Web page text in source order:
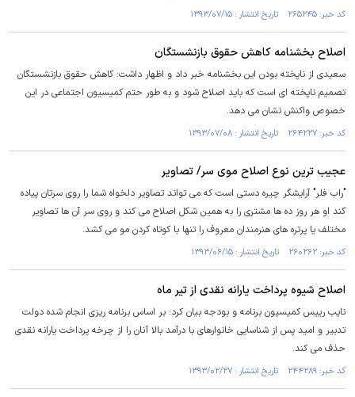
کد خبر: ۲۶۵۲۴۵ تاریخ انتشار : ۱۳۹۳/۰۷/۱۵
اصلاح بخشنامه کاهش حقوق بازنشستگان
سعیدی از ناپخته بودن این بخشنامه خبر داد و اظهار داشت: کاهش حقوق بازنشستگان
تصمیم ناپخته ای است که باید اصلاح شود و به طور حتم کمیسیون اجتماعی در این
خصوص واکنش نشان می دهد.
کد خبر: ۲۶۴۲۲۷ تاریخ انتشار : ۱۳۹۳/۰۷/۰۸
عجیب ترین نوع اصلاح موی سر/ تصاویر
"راب فلر" آرایشگر چیره دستی است که می تواند تصاویر دلخواه شما را روی سرتان پیاده
کند او هر روز ده ها مشتری را به همین شکل اصلاح می کند و روی سر آن ها تصاویر
مختلف یا پرتره های هنرمندان معروف را تنها با کوتاه کردن مو می کشد.
کد خبر: ۲۶۰۲۶۲ تاریخ انتشار : ۱۳۹۳/۰۶/۱۵
اصلاح شیوه پرداخت یارانه نقدی از تیر ماه
نایب رییس کمیسیون برنامه و بودجه بیان کرد: بر اساس برنامه ریزی انجام شده دولت
تدبیر و امید پس از شناسایی خانوارهای با درآمد بالا آنان را از چرخه پرداخت یارانه نقدی
حذف می کند.
کد خبر: ۲۴۴۲۸۹ تاریخ انتشار : ۱۳۹۳/۰۲/۲۷